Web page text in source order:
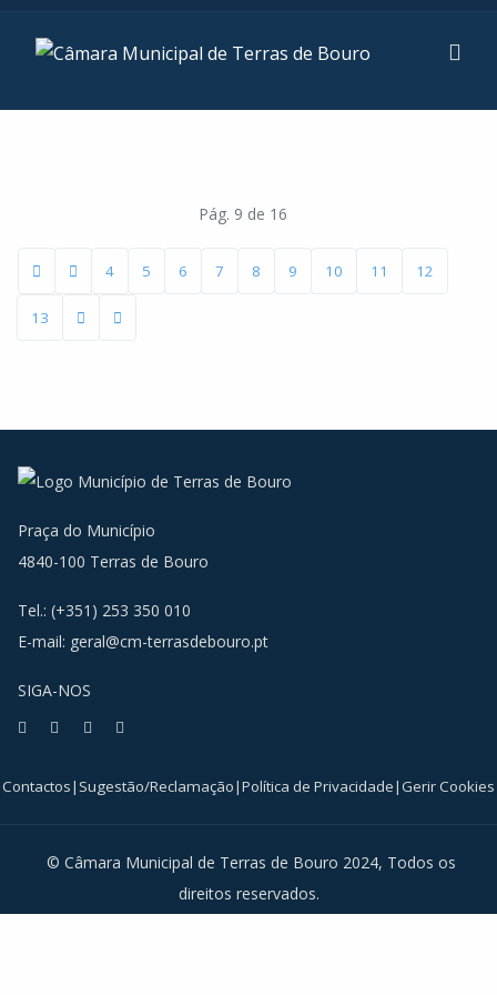
Pág. 9 de 16
4 5 6 7 8 9 10 11 12
13
Praça do Município
4840-100 Terras de Bouro
Tel.: (+351) 253 350 010
E-mail: geral@cm-terrasdebouro.pt
SIGA-NOS
Facebook
Youtube
Instagram
© Câmara Municipal de Terras de Bouro 2024, Todos os
direitos reservados.
Contactos| Sugestão/Reclamação|Política de Privacidade|Gerir Cookies